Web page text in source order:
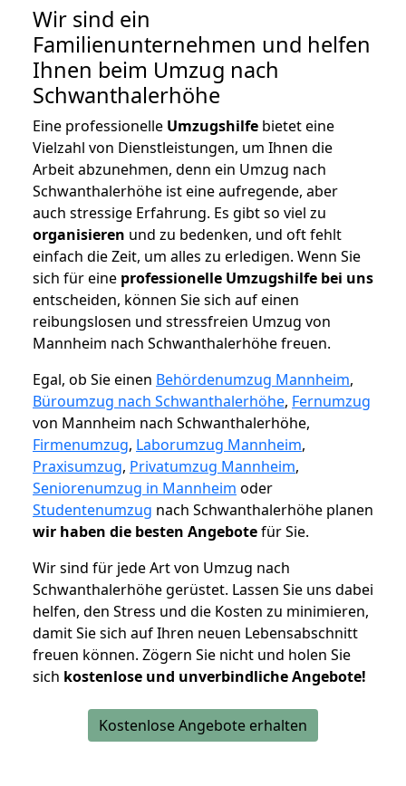
Wir sind ein
Familienunternehmen und helfen
Ihnen beim Umzug nach
Schwanthalerhöhe
Eine professionelle Umzugshilfe bietet eine
Vielzahl von Dienstleistungen, um Ihnen die
Arbeit abzunehmen, denn ein Umzug nach
Schwanthalerhöhe ist eine aufregende, aber
auch stressige Erfahrung. Es gibt so viel zu
organisieren und zu bedenken, und oft fehlt
einfach die Zeit, um alles zu erledigen. Wenn Sie
sich für eine professionelle Umzugshilfe bei uns
entscheiden, können Sie sich auf einen
reibungslosen und stressfreien Umzug von
Mannheim nach Schwanthalerhöhe freuen.
Egal, ob Sie einen Behördenumzug Mannheim,
Büroumzug nach Schwanthalerhöhe, Fernumzug
von Mannheim nach Schwanthalerhöhe,
Firmenumzug, Laborumzug Mannheim,
Praxisumzug, Privatumzug Mannheim,
Seniorenumzug in Mannheim oder
Studentenumzug nach Schwanthalerhöhe planen
wir haben die besten Angebotefür Sie.
Wir sind für jede Art von Umzug nach
Schwanthalerhöhe gerüstet. Lassen Sie uns dabei
helfen, den Stress und die Kosten zu minimieren,
damit Sie sich auf Ihren neuen Lebensabschnitt
freuen können. Zögern Sie nicht und holen Sie
sich kostenlose und unverbindliche Angebote!
Kostenlose Angebote erhalten